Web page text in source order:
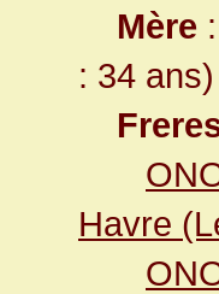
Mère :
: 34 ans)
Havre